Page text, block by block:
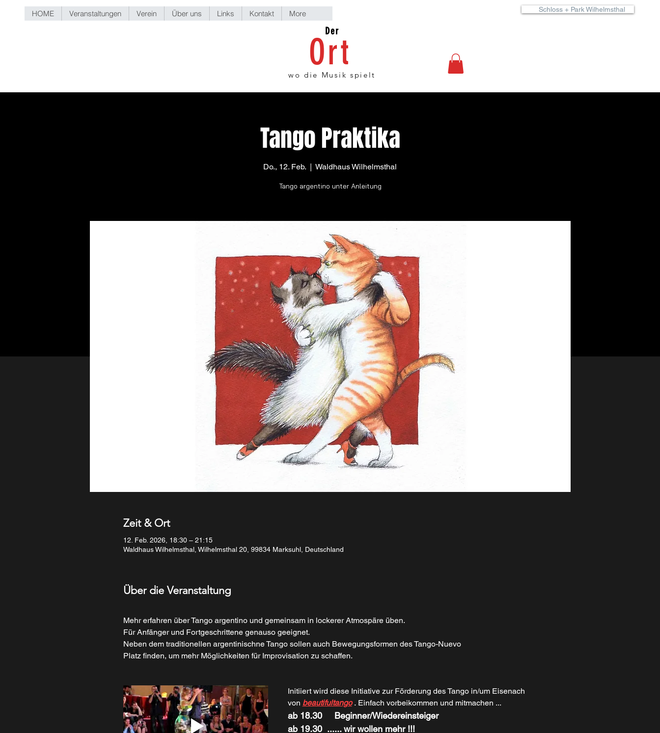
HOME Veranstaltungen Verein Über uns Links Kontakt More Schloss + Park Wilhelmsthal
Der
Ort
wo die Musik spielt
Tango Praktika
Do., 12. Feb.
  |
Waldhaus Wilhelmsthal
Tango argentino unter Anleitung
Zeit & Ort
12. Feb. 2026, 18:30 – 21:15
Waldhaus Wilhelmsthal, Wilhelmsthal 20, 99834 Marksuhl, Deutschland
Über die Veranstaltung
Mehr erfahren über Tango argentino und gemeinsam in lockerer Atmospäre üben.
Für Anfänger und Fortgeschrittene genauso geeignet.
Neben dem traditionellen argentinischne Tango sollen auch Bewegungsformen des Tango-Nuevo
Platz finden, um mehr Möglichkeiten für Improvisation zu schaffen.
Initiiert wird diese Initiative zur Förderung des Tango in/um Eisenach
von beautifultango . Einfach vorbeikommen und mitmachen ...
ab 18.30     Beginner/Wiedereinsteiger
ab 19.30	...... wir wollen mehr !!!